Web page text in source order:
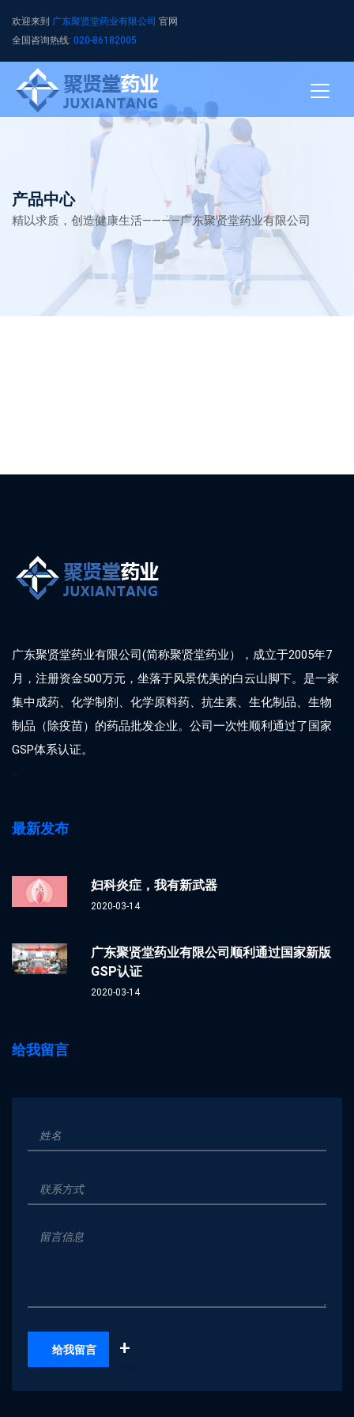
欢迎来到 广东聚贤堂药业有限公司 官网
全国咨询热线: 020-86182005
产品中心
精以求质，创造健康生活————广东聚贤堂药业有限公司
广东聚贤堂药业有限公司(简称聚贤堂药业），成立于2005年7
月，注册资金500万元，坐落于风景优美的白云山脚下。是一家
集中成药、化学制剂、化学原料药、抗生素、生化制品、生物
制品（除疫苗）的药品批发企业。公司一次性顺利通过了国家
GSP体系认证。
...
最新发布
妇科炎症，我有新武器
2020-03-14
广东聚贤堂药业有限公司顺利通过国家新版
GSP认证
2020-03-14
给我留言
给我留言 +